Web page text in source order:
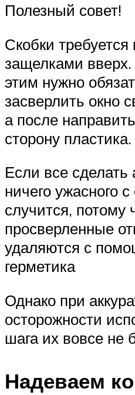
Полезный совет!
Скобки требуется
защелками
этим нужно
засверлить окно
а после
сторону пластика.
Если все сделать
ничего ужасного
случится, потому
просверленные
удаляются с
герметика
Однако при
осторожности
шага их вовсе не
Надеваем